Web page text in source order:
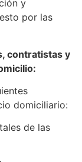
y
por las
contratistas y
domiciliario:
de las